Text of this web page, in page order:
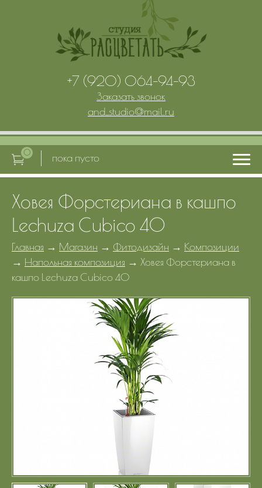
Ховея Форстериана в кашпо
Lechuza Cubico 40
Главная → Магазин → Фитодизайн → Композиции
→ Напольная композиция → Ховея Форстериана в
кашпо Lechuza Cubico 40
+7 (920) 064-94-93
Заказать звонок
and_studio@mail.ru
0 пока пусто
Главная
Услуги
Портфолио
Цены
Контакты